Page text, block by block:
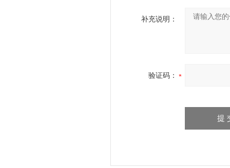
补充说明：
验证码：